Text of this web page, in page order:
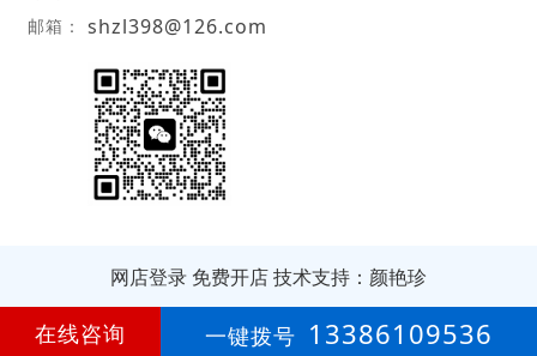
邮箱： shzl398@126.com
网店登录 免费开店技术支持：颜艳珍
第17年
在线咨询 一键拨号 13386109536